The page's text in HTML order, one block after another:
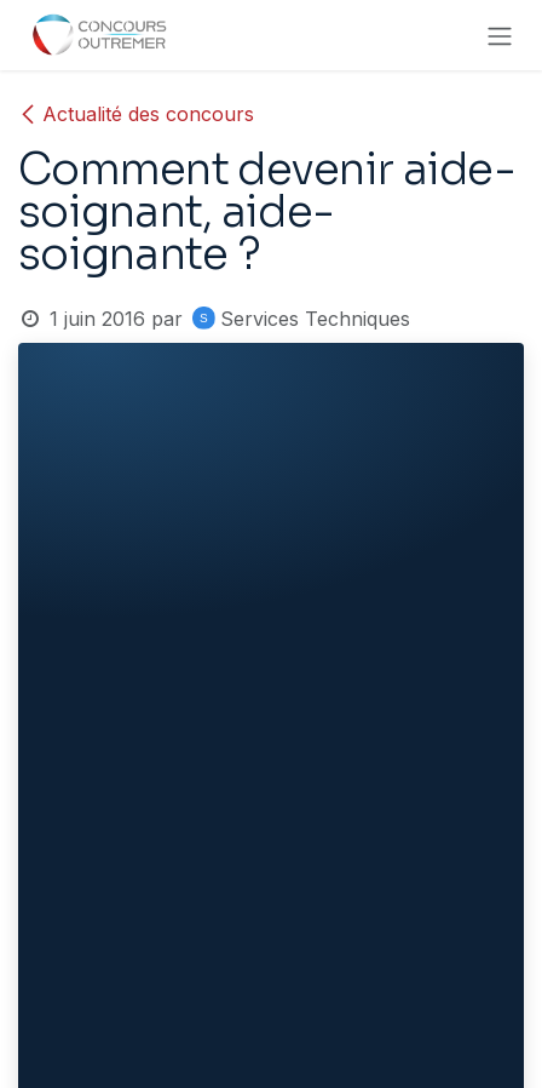
Se rendre au contenu
Actualité des concours
Comment devenir aide-
soignant, aide-
soignante ?
1 juin 2016 par Services Techniques